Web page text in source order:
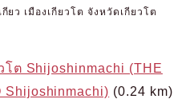
ยว เมืองเกียวโต จังหวัดเกียวโต
โต Shijoshinmachi (THE
Shijoshinmachi) (0.24 km)